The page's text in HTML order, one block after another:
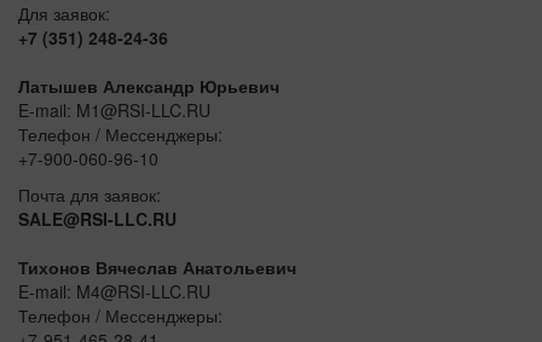
Для заявок:
+7 (351) 248-24-36
Латышев Александр Юрьевич
E-mail: M1@RSI-LLC.RU
Телефон / Мессенджеры:
+7-900-060-96-10
Почта для заявок:
SALE@RSI-LLC.RU
Тихонов Вячеслав Анатольевич
E-mail: M4@RSI-LLC.RU
Телефон / Мессенджеры: